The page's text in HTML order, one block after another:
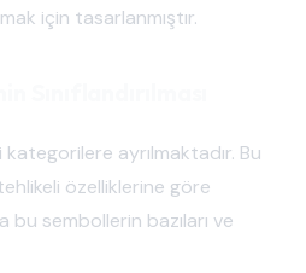
için tasarlanmıştır.
ayrılmaktadır. Bu
özelliklerine göre
bu sembollerin bazıları ve